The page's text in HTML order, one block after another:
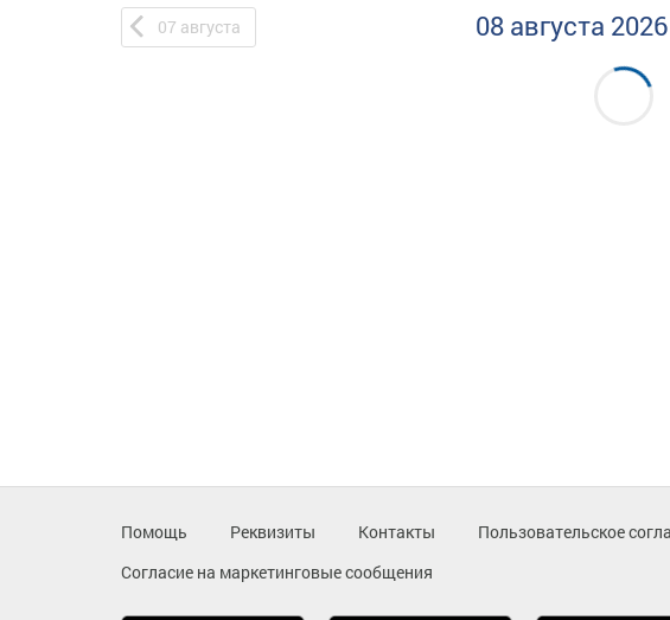
07 августа 08 августа 2026
Помощь Реквизиты Контакты Пользовательское
Согласие на маркетинговые сообщения